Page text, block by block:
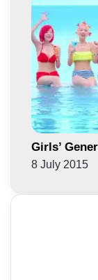
Girls’
8 July 2015